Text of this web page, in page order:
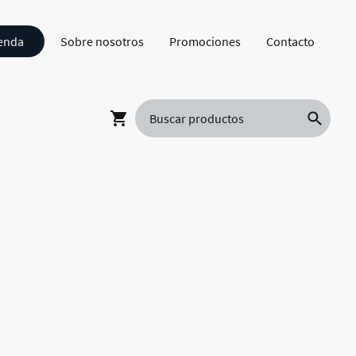
Sobre nosotros Promociones Contacto